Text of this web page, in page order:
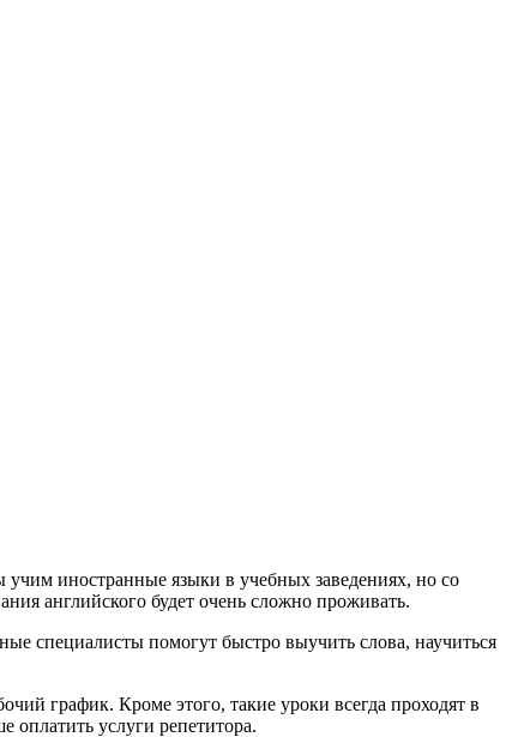
учим иностранные языки в учебных заведениях, но со
английского будет очень сложно проживать.
специалисты помогут быстро выучить слова, научиться
график. Кроме этого, такие уроки всегда проходят в
услуги репетитора.